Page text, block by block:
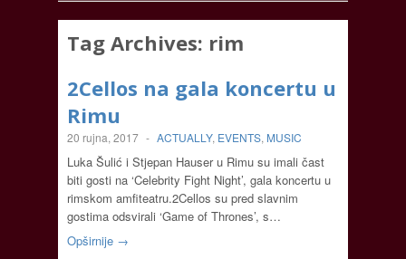
Tag Archives: rim
2Cellos na gala koncertu u
Rimu
20 rujna, 2017 - ACTUALLY, EVENTS, MUSIC
Luka Šulić i Stjepan Hauser u Rimu su imali čast
biti gosti na ‘Celebrity Fight Night’, gala koncertu u
rimskom amfiteatru.2Cellos su pred slavnim
gostima odsvirali ‘Game of Thrones’, s…
Opširnije →